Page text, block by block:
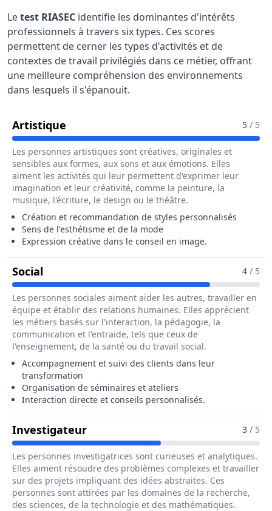
Letest RIASEC identifie les dominantes d'intérêts
professionnels à travers six types. Ces scores
permettent de cerner les types d'activités et de
contextes de travail privilégiés dans ce métier, offrant
une meilleure compréhension des environnements
dans lesquels il s'épanouit.
Artistique Pour Le Métier De Conseiller / 5 / 5
Les personnes artistiques sont créatives, originales et
sensibles aux formes, aux sons et aux émotions. Elles
aiment les activités qui leur permettent d'exprimer leur
imagination et leur créativité, comme la peinture, la
musique, l'écriture, le design ou le théâtre.
Création et recommandation de styles personnalisés
Sens de l'esthétisme et de la mode
Expression créative dans le conseil en image.
SocialPour Le Métier De Conseiller / 4 / 5
Les personnes sociales aiment aider les autres, travailler en
équipe et établir des relations humaines. Elles apprécient
les métiers basés sur l'interaction, la pédagogie, la
communication et l'entraide, tels que ceux de
l'enseignement, de la santé ou du travail social.
Accompagnement et suivi des clients dans leur
transformation
Organisation de séminaires et ateliers
Interaction directe et conseils personnalisés.
InvestigateurPour Le Métier De Conseiller /
3 / 5
Les personnes investigatrices sont curieuses et analytiques.
Elles aiment résoudre des problèmes complexes et travailler
sur des projets impliquant des idées abstraites. Ces
personnes sont attirées par les domaines de la recherche,
des sciences, de la technologie et des mathématiques.